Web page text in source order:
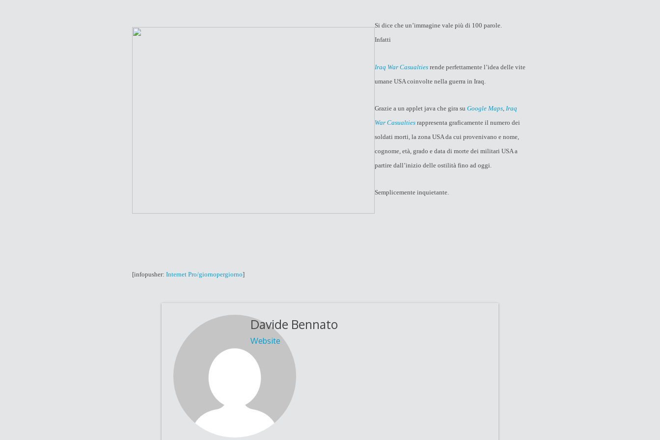
Si dice che un’immagine vale più di 100 parole.
Infatti
Iraq War Casualtiesrende perfettamente l’idea delle vite
umane USA coinvolte nella guerra in Iraq.
Grazie a un applet java che gira su Google Maps, Iraq
War Casualties rappresenta graficamente il numero dei
soldati morti, la zona USA da cui provenivano e nome,
cognome, età, grado e data di morte dei militari USA a
partire dall’inizio delle ostilità fino ad oggi.
Semplicemente inquietante.
[infopusher: Internet Pro/giornopergiorno]
Davide Bennato
Website